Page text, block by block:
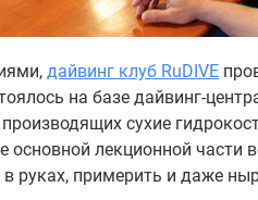
дайвинг клуб RuDIVE
на базе дайвинг-
сухие
основной лекционной
руках, примерить и даже